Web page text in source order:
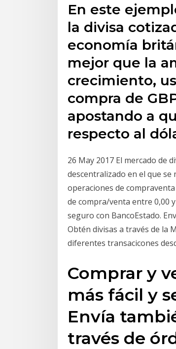
En este
la divisa
economía
mejor que la
crecimiento,
compra de
apostando a
respecto al
26 May 2017 El mercado de
descentralizado en el que
operaciones de
de compra/venta entre 0,00
seguro con BancoEstado.
Obtén divisas a través de la
diferentes transacicones
Comprar y
más fácil y
Envía
través de